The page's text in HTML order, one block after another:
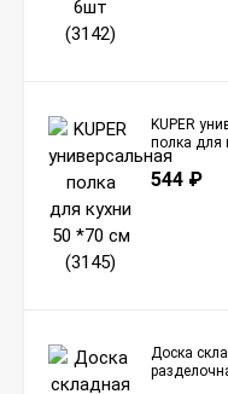
KUPER
полка для
см (3145)
544 ₽
Доска